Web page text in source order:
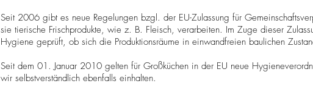
Seit 2006 gibt es neue Regelungen bzgl. der EU-Zulassung für
sie tierische Frischprodukte, wie z. B. Fleisch, verarbeiten. Im Zuge dieser
Hygiene geprüft, ob sich die Produktionsräume in einwandfreien baulichen
Seit dem 01. Januar 2010 gelten für Großküchen in der EU neue
wir selbstverständlich ebenfalls einhalten.